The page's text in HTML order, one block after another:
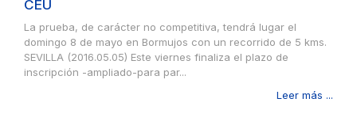
CEU
La prueba, de carácter no competitiva, tendrá lugar el
domingo 8 de mayo en Bormujos con un recorrido de 5 kms.
SEVILLA (2016.05.05) Este viernes finaliza el plazo de
inscripción -ampliado-para par...
Leer más ...